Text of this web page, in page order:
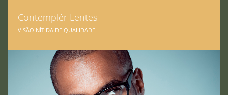
Contemplér Lentes
VISÃO NÍTIDA DE QUALIDADE